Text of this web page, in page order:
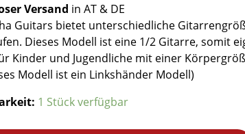
Versand in AT & DE
Guitars bietet unterschiedliche
Dieses Modell ist eine 1/2 Gitarre, somit
Kinder und Jugendliche mit einer
Modell ist ein Linkshänder Modell)
1 Stück verfügbar